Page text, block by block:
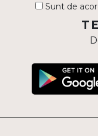
Sunt de